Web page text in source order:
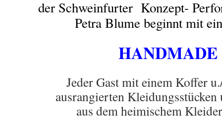
der Schweinfurter Konzept-
Petra Blume beginnt mit
Jeder Gast mit einem Koffer
ausrangierten Kleidungsstücken
aus dem heimischem